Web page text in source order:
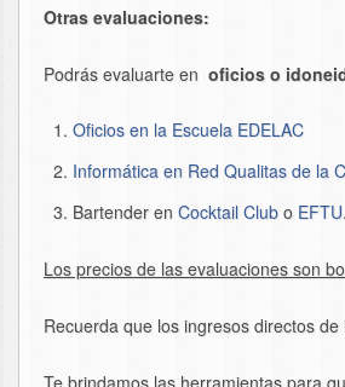
Otras evaluaciones:
Podrás evaluarte en oficios o
Oficios en la Escuela EDELAC
Informática en Red Qualitas de la
Bartender en Cocktail Club o EFTU.
Los precios de las evaluaciones son
Recuerda que los ingresos directos
Te brindamos las herramientas para